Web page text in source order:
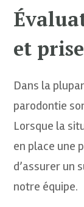
et
Dans la
parodontie
Lorsque la
en place une
d’assurer un
notre équipe.